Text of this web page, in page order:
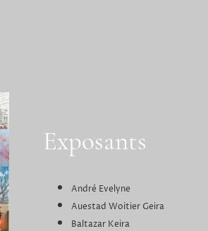
Exposants
André Evelyne
Auestad Woitier Geira
Baltazar Keira